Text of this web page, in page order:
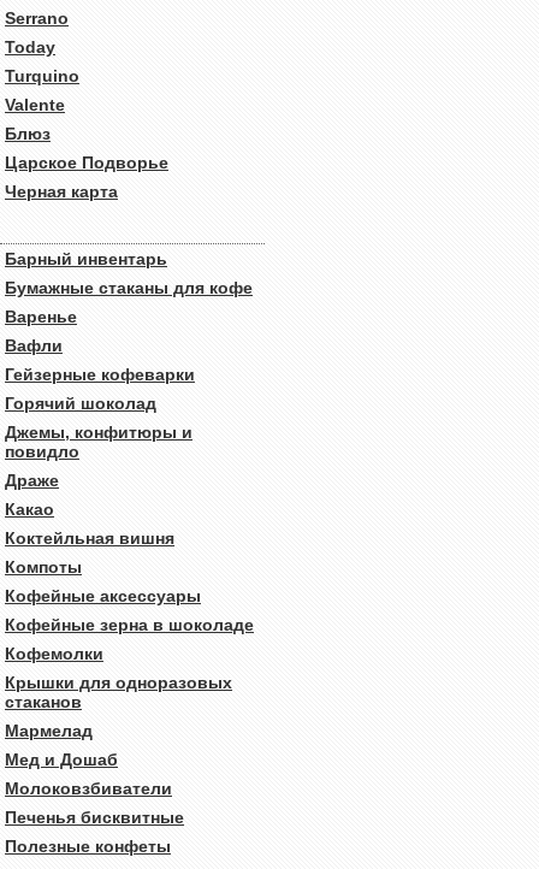
Serrano
Today
Turquino
Valente
Блюз
Царское Подворье
Черная карта
Барный инвентарь
Бумажные стаканы для кофе
Варенье
Вафли
Гейзерные кофеварки
Горячий шоколад
Джемы, конфитюры и
повидло
Драже
Какао
Коктейльная вишня
Компоты
Кофейные аксессуары
Кофейные зерна в шоколаде
Кофемолки
Крышки для одноразовых
стаканов
Мармелад
Мед и Дошаб
Молоковзбиватели
Печенья бисквитные
Полезные конфеты